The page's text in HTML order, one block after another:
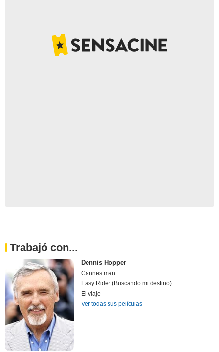
Trabajó con...
Dennis Hopper
Cannes man
Easy Rider (Buscando mi destino)
El viaje
Ver todas sus películas